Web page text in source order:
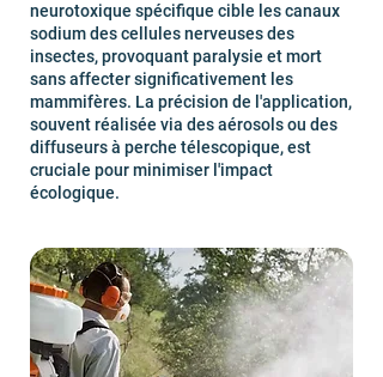
neurotoxique spécifique cible les canaux
sodium des cellules nerveuses des
insectes, provoquant paralysie et mort
sans affecter significativement les
mammifères. La précision de l'application,
souvent réalisée via des aérosols ou des
diffuseurs à perche télescopique, est
cruciale pour minimiser l'impact
écologique.